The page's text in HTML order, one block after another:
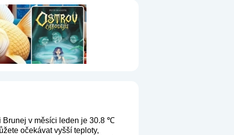
Brunej v měsíci leden je 30.8 ℃
očekávat vyšší teploty,